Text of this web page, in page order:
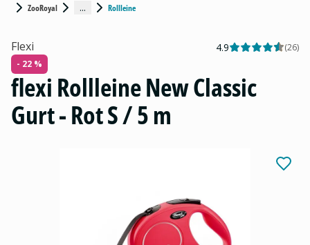
ZooRoyal ... Rollleine
Flexi 4.9 (26)
- 22 %
flexi Rollleine New Classic
Gurt - Rot S / 5 m